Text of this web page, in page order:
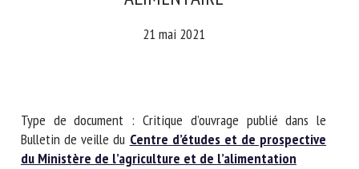
21 mai 2021
Type de document : Critique d’ouvrage publié dans le
Bulletin de veille du Centre d’études et de prospective
du Ministère de l’agriculture et de l’alimentation
notre newsletter :